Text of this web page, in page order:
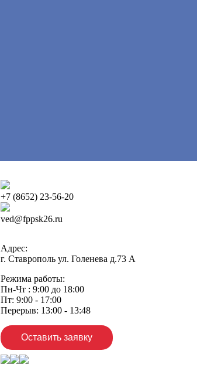
+7 (8652) 23-56-20
ved@fppsk26.ru
Адрес:
г. Ставрополь ул. Голенева д.73 A
Режима работы:
Пн-Чт : 9:00 до 18:00
Пт: 9:00 - 17:00
Перерыв: 13:00 - 13:48
Оставить заявку